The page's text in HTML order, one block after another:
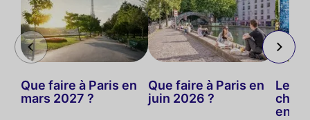
Que faire à Paris en
mars 2027 ?
Que faire à Paris en
juin 2026 ?
Les
en